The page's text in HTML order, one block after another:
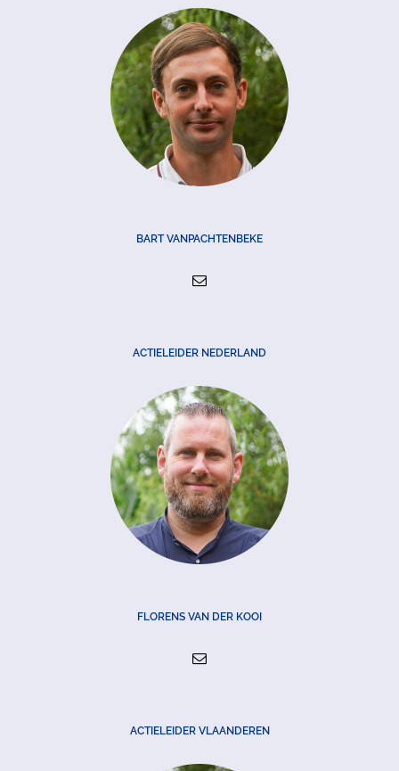
BART VANPACHTENBEKE
ACTIELEIDER NEDERLAND
FLORENS VAN DER KOOI
ACTIELEIDER VLAANDEREN